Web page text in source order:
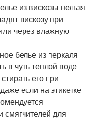
из вискозы нельзя
вискозу при
через влажную
белье из перкаля
в чуть теплой воде
его при
если на этикетке
смягчителей для